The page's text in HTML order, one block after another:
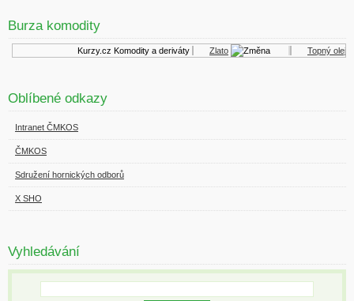
Burza komodity
Kurzy.cz Komodity a deriváty Zlato Topný olej
Oblíbené odkazy
Intranet ČMKOS
ČMKOS
Sdružení hornických odborů
X SHO
Vyhledávání